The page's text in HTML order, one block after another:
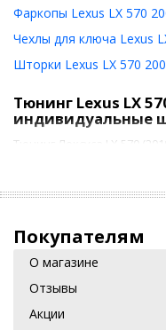
Фаркопы Lexus LX 570
Чехлы для ключа Lexus
Шторки Lexus LX 570
Тюнинг Lexus LX
индивидуальные
Тюнинг Лексуса LX 570
повысить уровень
замена штатной
обзора, полная
автоматизацией всех
Делаем
Покупателям
О магазине
Отзывы
Акции